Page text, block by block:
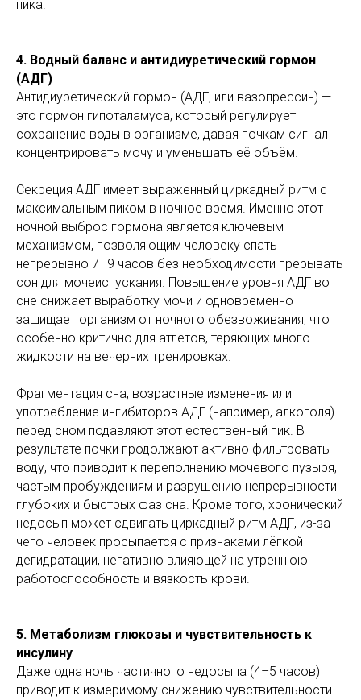
пика.
4. Водный баланс и антидиуретический гормон
(АДГ)
Антидиуретический гормон (АДГ, или вазопрессин) —
это гормон гипоталамуса, который регулирует
сохранение воды в организме, давая почкам сигнал
концентрировать мочу и уменьшать её объём.
Секреция АДГ имеет выраженный циркадный ритм с
максимальным пиком в ночное время. Именно этот
ночной выброс гормона является ключевым
механизмом, позволяющим человеку спать
непрерывно 7–9 часов без необходимости прерывать
сон для мочеиспускания. Повышение уровня АДГ во
сне снижает выработку мочи и одновременно
защищает организм от ночного обезвоживания, что
особенно критично для атлетов, теряющих много
жидкости на вечерних тренировках.
Фрагментация сна, возрастные изменения или
употребление ингибиторов АДГ (например, алкоголя)
перед сном подавляют этот естественный пик. В
результате почки продолжают активно фильтровать
воду, что приводит к переполнению мочевого пузыря,
частым пробуждениям и разрушению непрерывности
глубоких и быстрых фаз сна. Кроме того, хронический
недосып может сдвигать циркадный ритм АДГ, из-за
чего человек просыпается с признаками лёгкой
дегидратации, негативно влияющей на утреннюю
работоспособность и вязкость крови.
5. Метаболизм глюкозы и чувствительность к
инсулину
Даже одна ночь частичного недосыпа (4–5 часов)
приводит к измеримому снижению чувствительности